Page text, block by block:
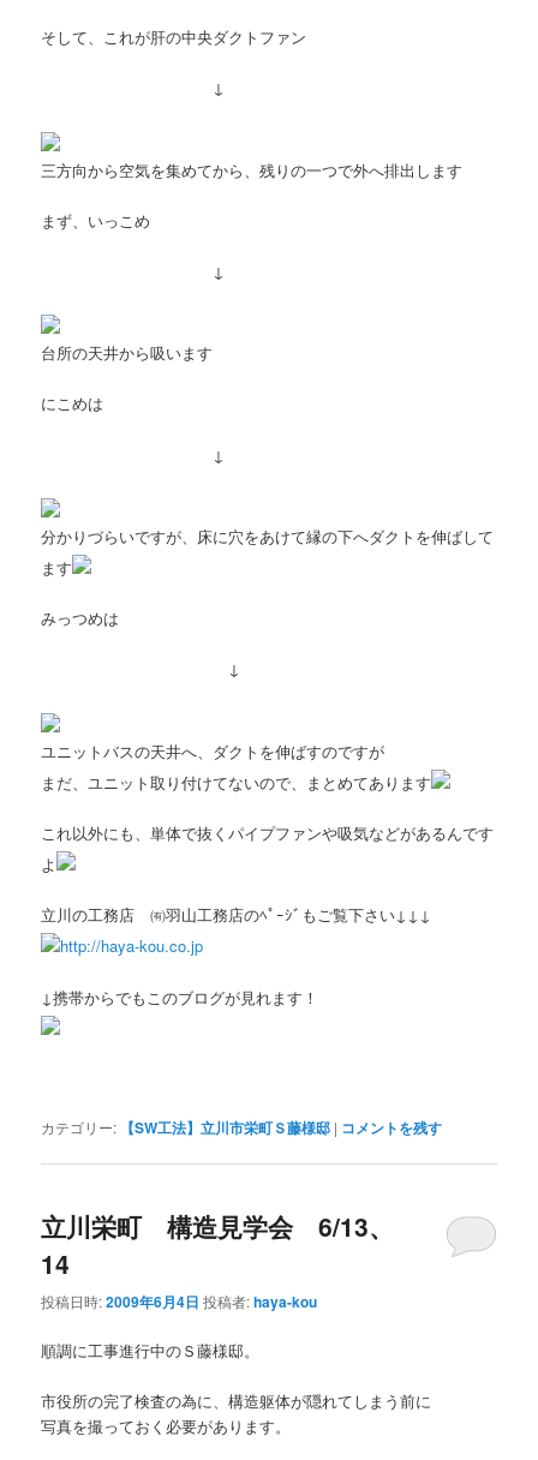
そして、これが肝の中央ダクトファン
↓
三方向から空気を集めてから、残りの一つで外へ排出します
まず、いっこめ
↓
台所の天井から吸います
にこめは
↓
分かりづらいですが、床に穴をあけて縁の下へダクトを伸ばして
ます
みっつめは
↓
ユニットバスの天井へ、ダクトを伸ばすのですが
まだ、ユニット取り付けてないので、まとめてあります
これ以外にも、単体で抜くパイプファンや吸気などがあるんです
よ
立川の工務店 ㈲羽山工務店のﾍﾟｰｼﾞもご覧下さい↓↓↓
http://haya-kou.co.jp
↓携帯からでもこのブログが見れます！
カテゴリー: 【SW工法】立川市栄町Ｓ藤様邸 | コメントを残す
立川栄町 構造見学会 6/13、
14
投稿日時:2009年6月4日 投稿者:haya-kou
順調に工事進行中のＳ藤様邸。
市役所の完了検査の為に、構造躯体が隠れてしまう前に
写真を撮っておく必要があります。